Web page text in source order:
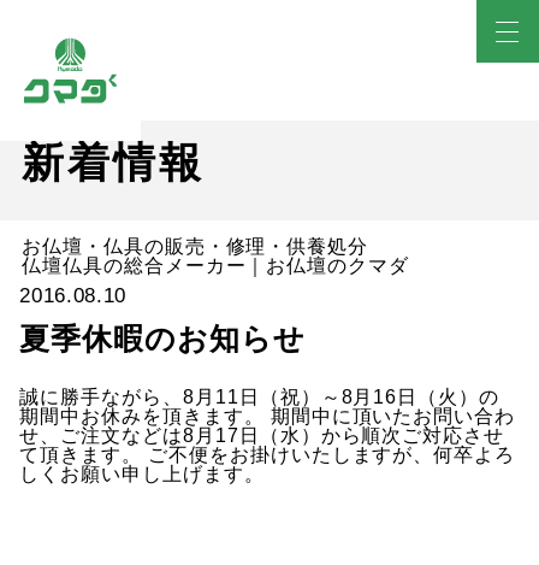
新着情報
お仏壇・仏具の販売・修理・供養処分
仏壇仏具の総合メーカー｜お仏壇のクマダ
2016.08.10
夏季休暇のお知らせ
誠に勝手ながら、8月11日（祝）～8月16日（火）の
期間中お休みを頂きます。 期間中に頂いたお問い合わ
せ、ご注文などは8月17日（水）から順次ご対応させ
て頂きます。 ご不便をお掛けいたしますが、何卒よろ
しくお願い申し上げます。